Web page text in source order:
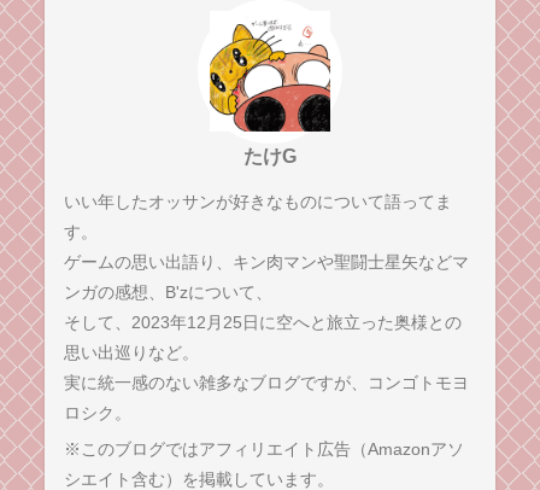
たけG
いい年したオッサンが好きなものについて語ってま
す。
ゲームの思い出語り、キン肉マンや聖闘士星矢などマ
ンガの感想、B'zについて、
そして、2023年12月25日に空へと旅立った奥様との
思い出巡りなど。
実に統一感のない雑多なブログですが、コンゴトモヨ
ロシク。
※このブログではアフィリエイト広告（Amazonアソ
シエイト含む）を掲載しています。